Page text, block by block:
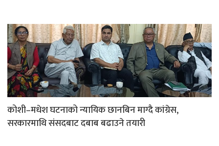
कोशी–मधेश घटनाको न्यायिक छानबिन माग्दै कांग्रेस,
सरकारमाथि संसदबाट दबाब बढाउने तयारी